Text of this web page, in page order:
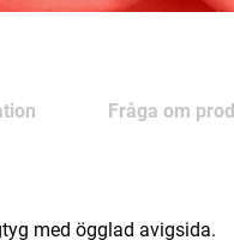
Fråga om
med ögglad avigsida.